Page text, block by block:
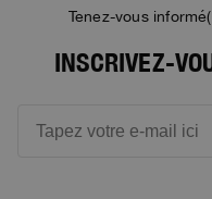
Tenez-vous
INSCRIVEZ-